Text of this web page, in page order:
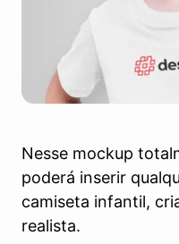
Nesse mockup
poderá inserir
camiseta infantil,
realista.